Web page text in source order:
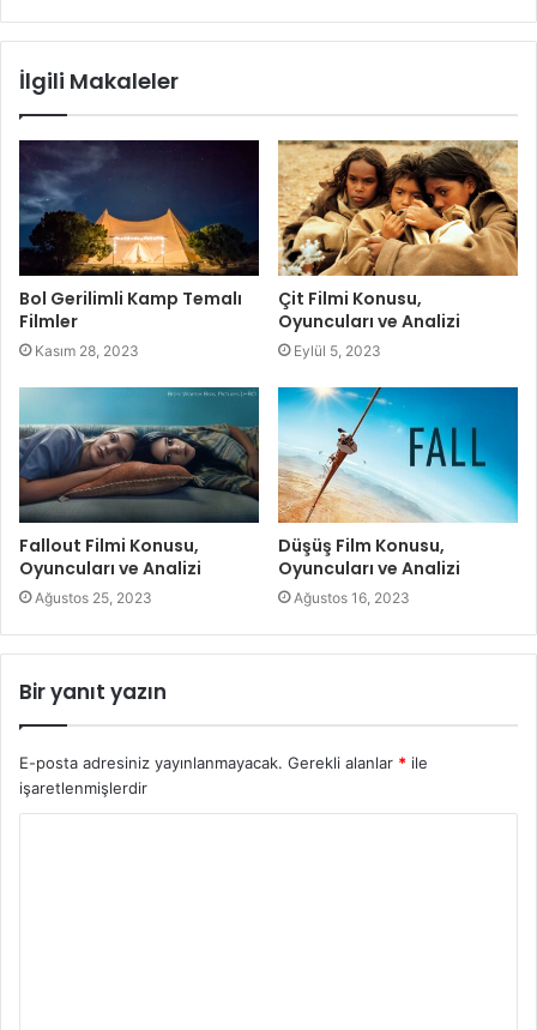
İlgili Makaleler
Bol Gerilimli Kamp Temalı
Filmler
Kasım 28, 2023
Çit Filmi Konusu,
Oyuncuları ve Analizi
Eylül 5, 2023
Fallout Filmi Konusu,
Oyuncuları ve Analizi
Ağustos 25, 2023
Düşüş Film Konusu,
Oyuncuları ve Analizi
Ağustos 16, 2023
Bir yanıt yazın
E-posta adresiniz yayınlanmayacak. Gerekli alanlar * ile
işaretlenmişlerdir